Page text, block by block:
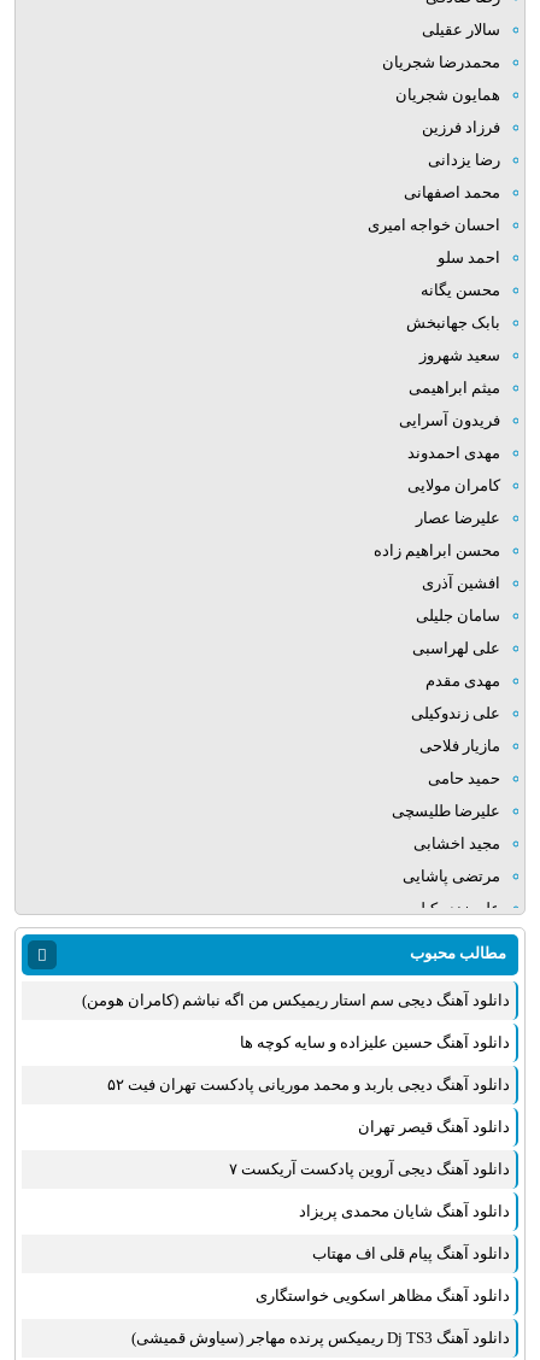
سالار عقیلی
محمدرضا شجریان
همایون شجریان
فرزاد فرزین
رضا یزدانی
محمد اصفهانی
احسان خواجه امیری
احمد سلو
محسن یگانه
بابک جهانبخش
سعید شهروز
میثم ابراهیمی
فریدون آسرایی
مهدی احمدوند
کامران مولایی
علیرضا عصار
محسن ابراهیم زاده
افشین آذری
سامان جلیلی
علی لهراسبی
مهدی مقدم
علی زندوکیلی
مازیار فلاحی
حمید حامی
علیرضا طلیسچی
مجید اخشابی
مرتضی پاشایی
علی زند وکیلی
مهدی یراحی
روزبه نعمت الهی
عماد طالب زاده
علی عبدالمالکی
مجید خراطها
زانیار خسروی
امیر عظیمی
بهنام علمشاهی
سینا سرلک
علی شیرازی
مطالب محبوب
دانلود آهنگ دیجی سم استار ریمیکس من اگه نباشم (کامران هومن)
دانلود آهنگ حسین علیزاده و سایه کوچه ها
دانلود آهنگ دیجی باربد و محمد موریانی پادکست تهران فیت ۵۲
دانلود آهنگ قیصر تهران
دانلود آهنگ دیجی آروین پادکست آریکست ۷
دانلود آهنگ شایان محمدی پریزاد
دانلود آهنگ پیام قلی اف مهتاب
دانلود آهنگ مظاهر اسکویی خواستگاری
دانلود آهنگ Dj TS3 ریمیکس پرنده مهاجر (سیاوش قمیشی)